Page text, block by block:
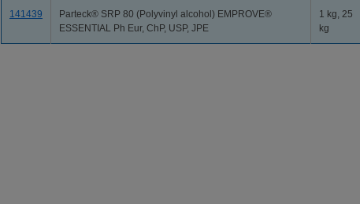
141439
Parteck® SRP 80 (Polyvinyl alcohol) EMPROVE®
ESSENTIAL Ph Eur, ChP, USP, JPE
1 kg, 25
kg